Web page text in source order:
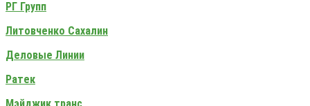
РГ Групп
Литовченко Сахалин
Деловые Линии
Ратек